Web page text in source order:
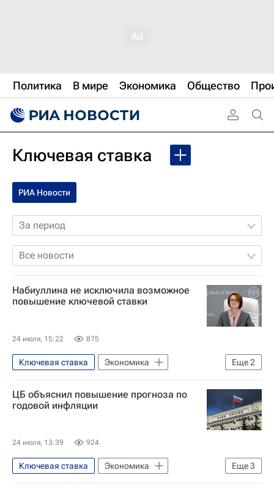
Политика В мире Экономика Общество
Ключевая ставка
РИА Новости
За период
Все новости
Набиуллина не исключила возможное
повышение ключевой ставки
24 июля, 15:22 875
Еще2
Ключевая ставка
Экономика
Центральный Банк РФ (ЦБ РФ)
Эльвира Набиуллина
ЦБ объяснил повышение прогноза по
годовой инфляции
24 июля, 13:39 924
Еще3
Ключевая ставка
Экономика
Центральный Банк РФ (ЦБ РФ)
Россия